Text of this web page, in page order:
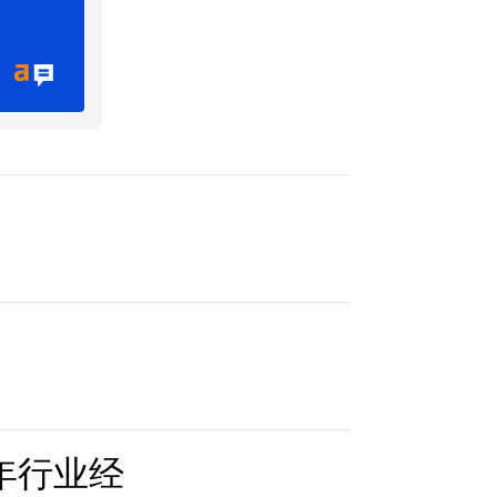
行业经